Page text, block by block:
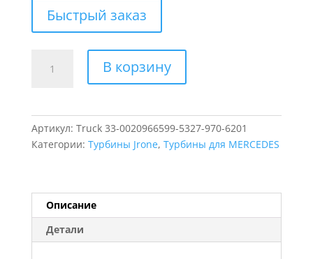
Быстрый заказ
товара
Truck
6201,
0020966599
В корзину
Артикул: Truck 33-0020966599-5327-970-6201
Категории: Турбины Jrone, Турбины для MERCEDES
Описание
Детали